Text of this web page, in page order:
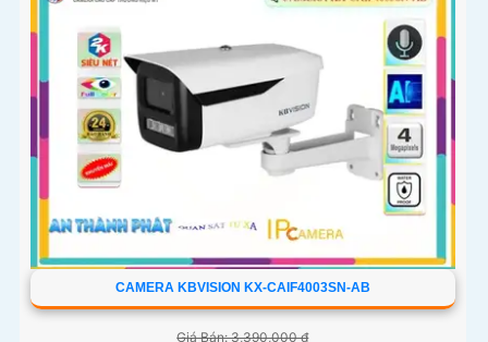
CAMERA KBVISION KX-CAIF4003SN-AB
Giá Bán: 3,390,000 ₫